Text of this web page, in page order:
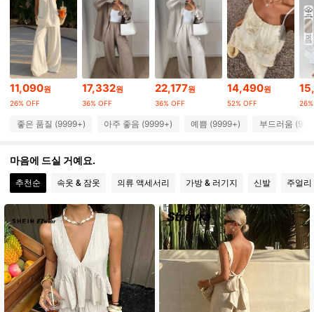
4.84 800K 팔로워
4.84 800K 팔로워
4.84
4.84 800K 팔로워
4.84 800K 팔로워
11,090원
26% OFF
17,332원
36% OFF
22,177원
36% OFF
14,490원
52% OFF
좋은 품질 (9999+) 아주 좋음 (9999+) 예쁨 (9999+) 부드러움
마음에 드실 거예요.
추천순 속옷 & 잠옷 의류 액세서리 가방 & 러기지 신발 주얼